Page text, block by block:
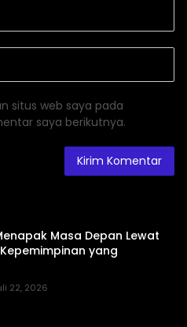
situs web saya pada
saya berikutnya.
Masa Depan Lewat
Kepemimpinan yang
22, 2026